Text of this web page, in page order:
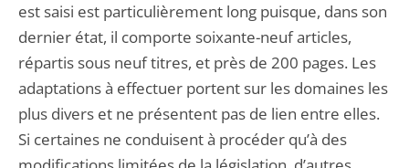
est saisi est particulièrement long puisque, dans son
dernier état, il comporte soixante-neuf articles,
répartis sous neuf titres, et près de 200 pages. Les
adaptations à effectuer portent sur les domaines les
plus divers et ne présentent pas de lien entre elles.
Si certaines ne conduisent à procéder qu’à des